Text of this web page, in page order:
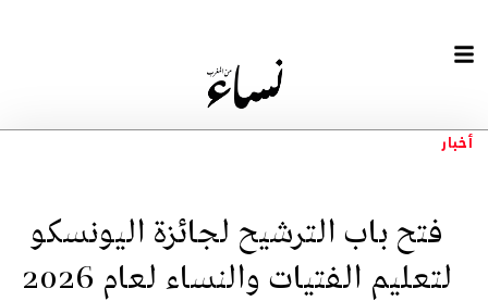
أخبار
فتح باب الترشيح لجائزة اليونسكو
لتعليم الفتيات والنساء لعام 2026